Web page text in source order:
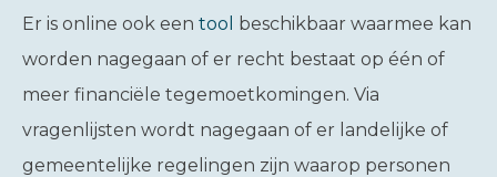
Er is online ook een tool beschikbaar waarmee kan
worden nagegaan of er recht bestaat op één of
meer financiële tegemoetkomingen. Via
vragenlijsten wordt nagegaan of er landelijke of
gemeentelijke regelingen zijn waarop personen